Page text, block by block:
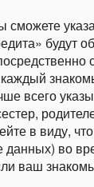
будут
всего
в виду,
данных) во
ваш